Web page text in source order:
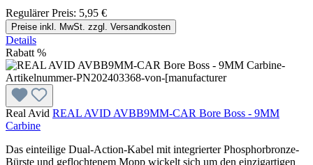
Regulärer Preis: 5,95 €
Preise inkl. MwSt. zzgl. Versandkosten
Details
Rabatt %
Real Avid REAL AVID AVBB9MM-CAR Bore Boss - 9MM
Carbine
Das einteilige Dual-Action-Kabel mit integrierter Phosphorbronze-
Bürste und geflochtenem Mopp wickelt sich um den einzigartigen